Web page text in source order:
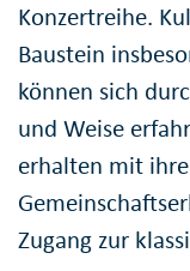
Konzertreihe.
Baustein
können sich
und Weise
erhalten mit
Zugang zur